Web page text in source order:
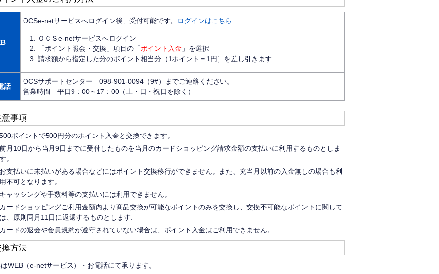
OCSe-netサービスへログイン後、受付可能です。 ログインはこちら
ＯＣＳe-netサービスへログイン
「ポイント照会・交換」項目の「ポイント入金 」を選択
請求額から指定した分のポイント相当分（1ポイント＝1円）を差し引きます
話
OCSサポートセンター 098-901-0094（9#）までご連絡ください。
営業時間 平日9：00～17：00（土・日・祝日を除く）
意事項
500ポイントで500円分のポイント入金と交換できます。
前月10日から当月9日までに受付したものを当月のカードショッピング請求金額の支払いに利用するものとしま
す。
お支払いに未払いがある場合などにはポイント交換移行ができません。また、充当月以前の入金無しの場合も利
用不可となります。
キャッシングや手数料等の支払いには利用できません。
カードショッピングご利用金額内より商品交換が可能なポイントのみを交換し、交換不可能なポイントに関して
は、原則同月11日に返還するものとします.
カードの退会や会員規約が遵守されていない場合は、ポイント入金はご利用できません。
換方法
WEB（e-netサービス）・お電話にて承ります。